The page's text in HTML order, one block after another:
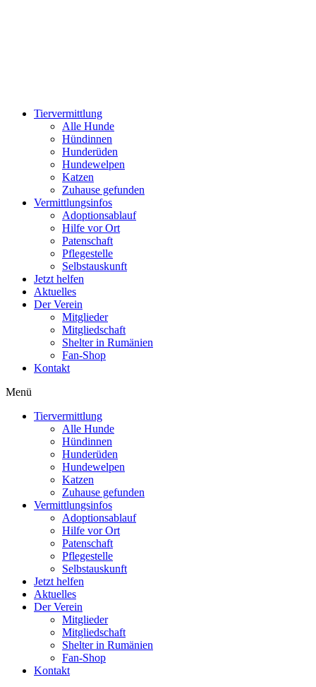
Tiervermittlung
Alle Hunde
Hündinnen
Hunderüden
Hundewelpen
Katzen
Zuhause gefunden
Vermittlungsinfos
Adoptionsablauf
Hilfe vor Ort
Patenschaft
Pflegestelle
Selbstauskunft
Jetzt helfen
Aktuelles
Der Verein
Mitglieder
Mitgliedschaft
Shelter in Rumänien
Fan-Shop
Kontakt
Menü
Tiervermittlung
Alle Hunde
Hündinnen
Hunderüden
Hundewelpen
Katzen
Zuhause gefunden
Vermittlungsinfos
Adoptionsablauf
Hilfe vor Ort
Patenschaft
Pflegestelle
Selbstauskunft
Jetzt helfen
Aktuelles
Der Verein
Mitglieder
Mitgliedschaft
Shelter in Rumänien
Fan-Shop
Kontakt